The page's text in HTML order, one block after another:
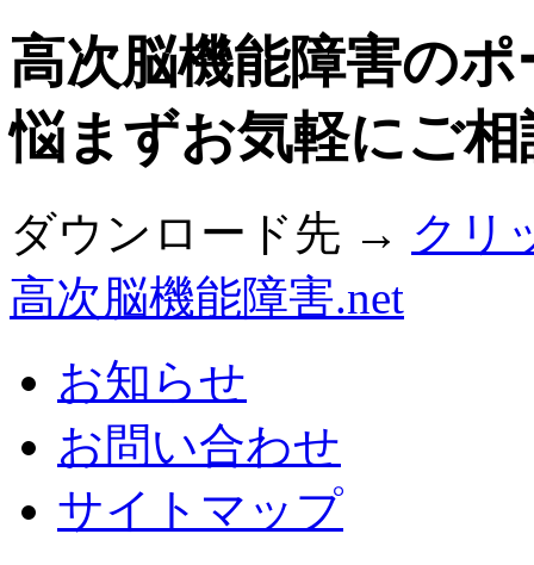
高次脳機能障害の
悩まずお気軽にご
ダウンロード先 → クリ
高次脳機能障害.net
お知らせ
お問い合わせ
サイトマップ